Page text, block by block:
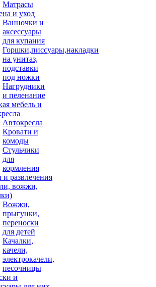
Матрасы
и уход
Ванночки и
аксессуары
для купания
Горшки,писсуары,накладки
на унитаз,
подставки
под ножки
Нагрудники
и пеленание
мебель и
Автокресла
Кровати и
комоды
Стульчики
для
кормления
развлечения
вожжи,
Вожжи,
прыгунки,
переноски
для детей
Качалки,
качели,
электрокачели,
песочницы
и